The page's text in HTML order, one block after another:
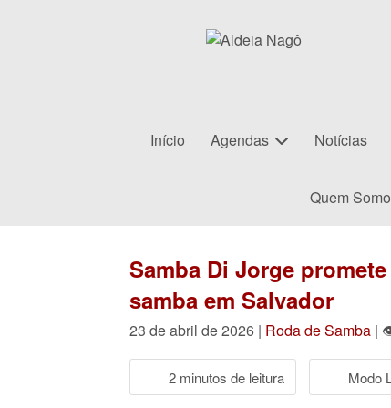
Início Agendas Notícias
Quem
Samba Di Jorge
samba em Salvador
23 de abril de 2026 | Roda de Samba |
2 minutos de leitura Modo